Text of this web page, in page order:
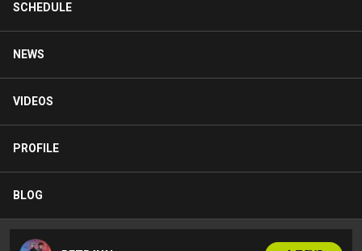
SCHEDULE
NEWS
VIDEOS
PROFILE
BLOG